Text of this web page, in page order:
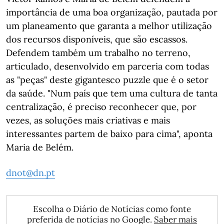
importância de uma boa organização, pautada por
um planeamento que garanta a melhor utilização
dos recursos disponíveis, que são escassos.
Defendem também um trabalho no terreno,
articulado, desenvolvido em parceria com todas
as "peças" deste gigantesco puzzle que é o setor
da saúde. "Num país que tem uma cultura de tanta
centralização, é preciso reconhecer que, por
vezes, as soluções mais criativas e mais
interessantes partem de baixo para cima", aponta
Maria de Belém.
dnot@dn.pt
Escolha o Diário de Notícias como fonte
preferida de notícias no Google. Saber mais